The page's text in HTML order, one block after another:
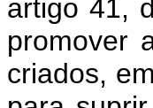
artigo 41,
promover
criados,